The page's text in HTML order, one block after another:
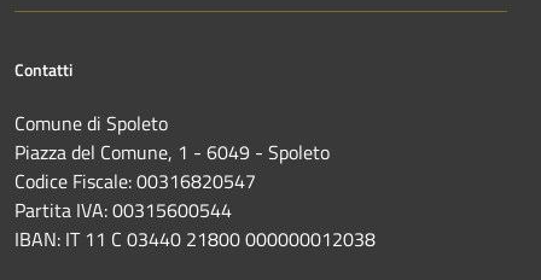
Contatti
Comune di Spoleto
Piazza del Comune, 1 - 6049 - Spoleto
Codice Fiscale: 00316820547
Partita IVA: 00315600544
IBAN: IT 11 C 03440 21800 000000012038